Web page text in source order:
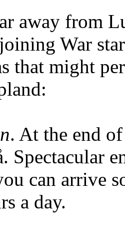
away from
War
that might
. At the end
Spectacular
can arrive
a day.